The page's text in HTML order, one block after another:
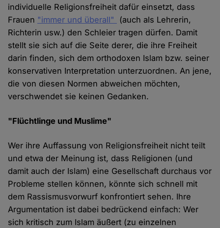
individuelle Religionsfreiheit dafür einsetzt, dass
Frauen "immer und überall"
(auch als Lehrerin,
Richterin usw.) den Schleier tragen dürfen. Damit
stellt sie sich auf die Seite derer, die ihre Freiheit
darin finden, sich dem orthodoxen Islam bzw. seiner
konservativen Interpretation unterzuordnen. An jene,
die von diesen Normen abweichen möchten,
verschwendet sie keinen Gedanken.
"Flüchtlinge und Muslime"
Wer ihre Auffassung von Religionsfreiheit nicht teilt
und etwa der Meinung ist, dass Religionen (und
damit auch der Islam) eine Gesellschaft durchaus vor
Probleme stellen können, könnte sich schnell mit
dem Rassismusvorwurf konfrontiert sehen. Ihre
Argumentation ist dabei bedrückend einfach: Wer
sich kritisch zum Islam äußert (zu einzelnen